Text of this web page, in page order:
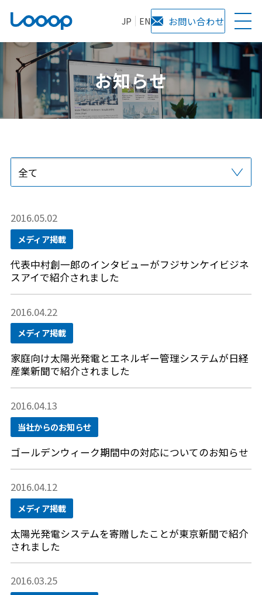
JP EN お問い合わせ
お知らせ
全て
2016.05.02
メディア掲載
代表中村創一郎のインタビューがフジサンケイビジネ
スアイで紹介されました
2016.04.22
メディア掲載
家庭向け太陽光発電とエネルギー管理システムが日経
産業新聞で紹介されました
2016.04.13
当社からのお知らせ
ゴールデンウィーク期間中の対応についてのお知らせ
2016.04.12
メディア掲載
太陽光発電システムを寄贈したことが東京新聞で紹介
されました
2016.03.25